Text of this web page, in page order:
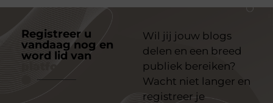
Registreer u
vandaag nog en
word lid van
Wil jij jouw blogs
delen en een breed
publiek bereiken?
Wacht niet langer en
registreer je